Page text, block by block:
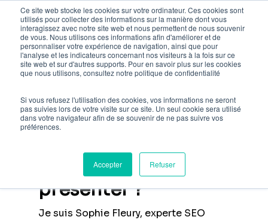
Ce site web stocke les cookies sur votre ordinateur. Ces cookies sont
utilisés pour collecter des informations sur la manière dont vous
interagissez avec notre site web et nous permettent de nous souvenir
de vous. Nous utilisons ces informations afin d'améliorer et de
personnaliser votre expérience de navigation, ainsi que pour
l'analyse et les indicateurs concernant nos visiteurs à la fois sur ce
site web et sur d'autres supports. Pour en savoir plus sur les cookies
que nous utilisons, consultez notre politique de confidentialité
Si vous refusez l'utilisation des cookies, vos informations ne seront
pas suivies lors de votre visite sur ce site. Un seul cookie sera utilisé
dans votre navigateur afin de se souvenir de ne pas suivre vos
préférences.
Accepter Refuser
main
content
L'interview de Sophie,
experte SEO senior
Peux tu te
présenter ?
Je suis Sophie Fleury, experte SEO